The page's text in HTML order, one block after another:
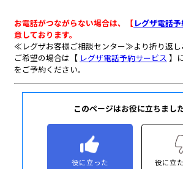
このページはお役に立ちまし
役に立った 役に立